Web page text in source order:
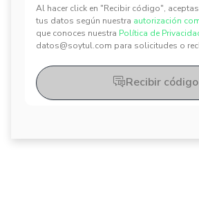
Al hacer click en "Recibir código", aceptas
tus datos según nuestra autorización
que conoces nuestra Política de
datos@soytul.com para solicitudes o
Recibir código